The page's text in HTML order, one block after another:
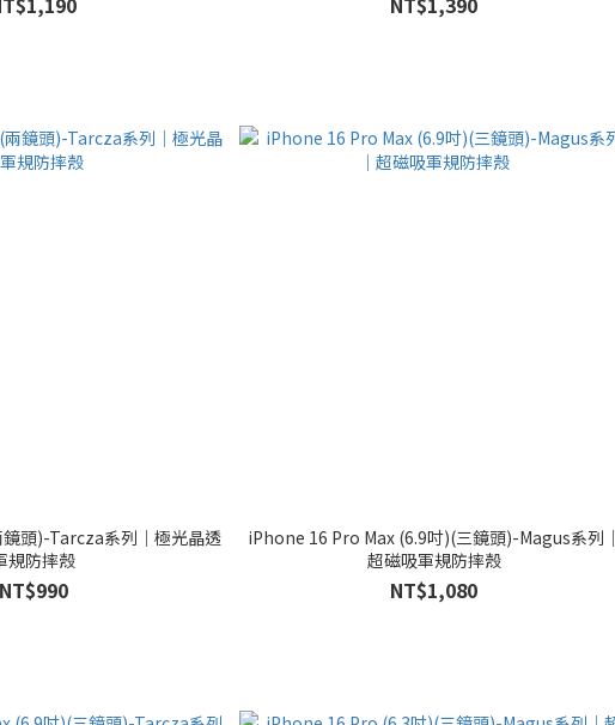
頭)-Tarcza系列｜極光晶透
規防摔殼
NT$990
iPhone 16 Pro Max (6.9吋)(三鏡頭)-Magus系列｜
超磁吸軍規防摔殼
NT$1,080